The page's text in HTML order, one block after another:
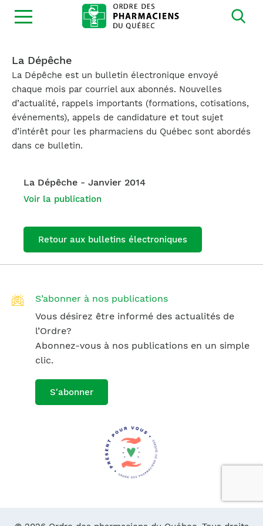
Ouvrir
la
La Dépêche
La Dépêche est un bulletin électronique envoyé
chaque mois par courriel aux abonnés. Nouvelles
d’actualité, rappels importants (formations, cotisations,
événements), appels de candidature et tout sujet
d’intérêt pour les pharmaciens du Québec sont abordés
dans ce bulletin.
La Dépêche - Janvier 2014
Voir la publication
Retour aux bulletins électroniques
S’abonner à nos publications
Vous désirez être informé des actualités de
l’Ordre?
Abonnez-vous à nos publications en un simple
clic.
S'abonner